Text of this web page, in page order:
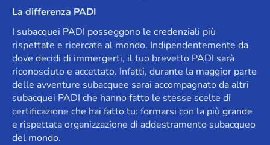
La differenza PADI
I subacquei PADI posseggono le credenziali più
rispettate e ricercate al mondo. Indipendentemente da
dove decidi di immergerti, il tuo brevetto PADI sarà
riconosciuto e accettato. Infatti, durante la maggior parte
delle avventure subacquee sarai accompagnato da altri
subacquei PADI che hanno fatto le stesse scelte di
certificazione che hai fatto tu: formarsi con la più grande
e rispettata organizzazione di addestramento subacqueo
del mondo.